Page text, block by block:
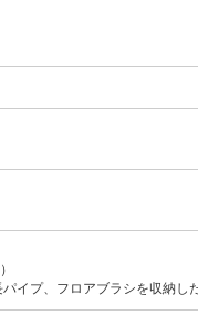
イプ、フロアブラシを収納し